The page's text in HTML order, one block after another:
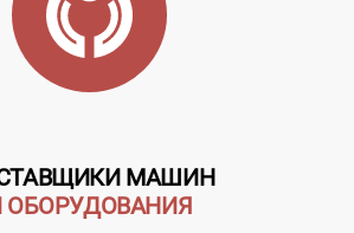
МАШИН
ОБОРУДОВАНИЯ